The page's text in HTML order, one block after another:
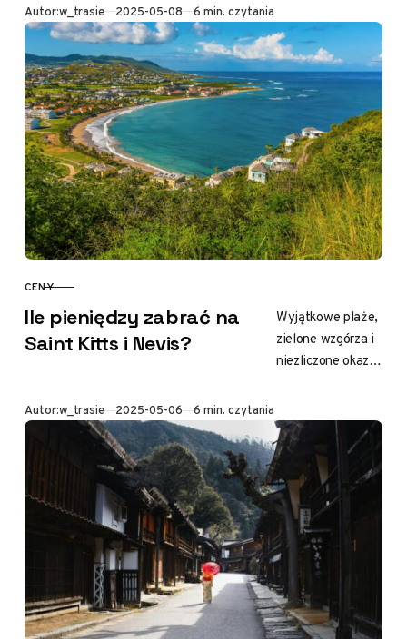
dziewiczą
przyrodą i
spokojem. Właśnie
te cechy
turystów
pragnących
odpocząć…
Autor:w_trasie Opublikowano
2025-05-08 6 min. czytania
KATEGORIA
CENY
Ile pieniędzy zabrać na
Saint Kitts i Nevis?
Wyjątkowe plaże,
zielone wzgórza i
niezliczone okazje
przyciągają uwagę
każdego
podróżnika. To
karaibskie
państwo…
Autor:w_trasie Opublikowano
2025-05-06 6 min. czytania